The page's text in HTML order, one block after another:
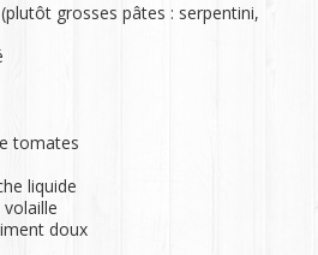
grosses pâtes : serpentini,
tomates
liquide
doux